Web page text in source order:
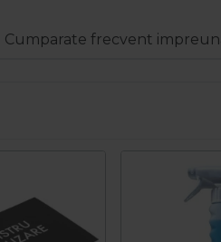
Cumparate frecvent